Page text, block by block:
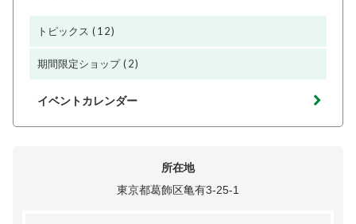
トピックス (12)
期間限定ショップ(2)
イベントカレンダー
所在地
東京都葛飾区亀有3-25-1